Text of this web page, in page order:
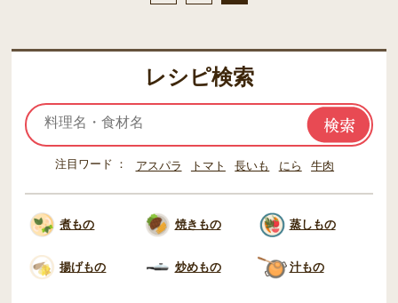
レシピ検索
注目ワード アスパラ トマト 長いも にら 牛肉
煮もの 焼きもの 蒸しもの
揚げもの 炒めもの 汁もの